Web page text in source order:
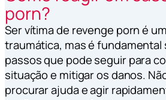
porn?
Ser vítima de revenge porn é
traumática, mas é
passos que pode seguir para
situação e mitigar os danos.
procurar ajuda e agir